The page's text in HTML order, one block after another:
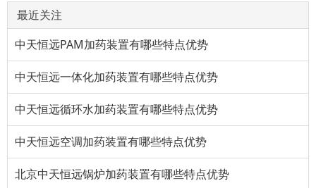
最近关注
中天恒远PAM加药装置有哪些特点优势
中天恒远一体化加药装置有哪些特点优势
中天恒远循环水加药装置有哪些特点优势
中天恒远空调加药装置有哪些特点优势
北京中天恒远锅炉加药装置有哪些特点优势